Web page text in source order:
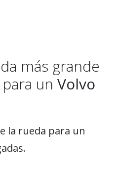
más grande
un Volvo
la rueda para un